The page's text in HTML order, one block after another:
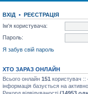
ВХІД • РЕЄСТРАЦІЯ
Ім'я користувача:
Пароль:
Я забув свій пароль
ХТО ЗАРАЗ ОНЛАЙН
Всього онлайн 151 користувач ::
інформація базується на
Рекорд відвідуваності (14953